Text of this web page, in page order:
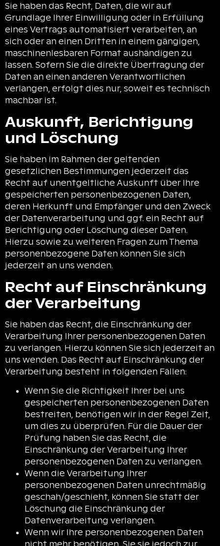
Sie haben das Recht, Daten, die wir auf
Grundlage Ihrer Einwilligung oder in Erfüllung
eines Vertrags automatisiert verarbeiten, an
sich oder an einen Dritten in einem gängigen,
maschinenlesbaren Format aushändigen zu
lassen. Sofern Sie die direkte Übertragung der
Daten an einen anderen Verantwortlichen
verlangen, erfolgt dies nur, soweit es technisch
machbar ist.
Auskunft, Berichtigung
und Löschung
Sie haben im Rahmen der geltenden
gesetzlichen Bestimmungen jederzeit das
Recht auf unentgeltliche Auskunft über Ihre
gespeicherten personenbezogenen Daten,
deren Herkunft und Empfänger und den Zweck
der Datenverarbeitung und ggf. ein Recht auf
Berichtigung oder Löschung dieser Daten.
Hierzu sowie zu weiteren Fragen zum Thema
personenbezogene Daten können Sie sich
jederzeit an uns wenden.
Recht auf Einschränkung
der Verarbeitung
Sie haben das Recht, die Einschränkung der
Verarbeitung Ihrer personenbezogenen Daten
zu verlangen. Hierzu können Sie sich jederzeit an
uns wenden. Das Recht auf Einschränkung der
Verarbeitung besteht in folgenden Fällen:
Wenn Sie die Richtigkeit Ihrer bei uns
gespeicherten personenbezogenen Daten
bestreiten, benötigen wir in der Regel Zeit,
um dies zu überprüfen. Für die Dauer der
Prüfung haben Sie das Recht, die
Einschränkung der Verarbeitung Ihrer
personenbezogenen Daten zu verlangen.
Wenn die Verarbeitung Ihrer
personenbezogenen Daten unrechtmäßig
geschah/geschieht, können Sie statt der
Löschung die Einschränkung der
Datenverarbeitung verlangen.
Wenn wir Ihre personenbezogenen Daten